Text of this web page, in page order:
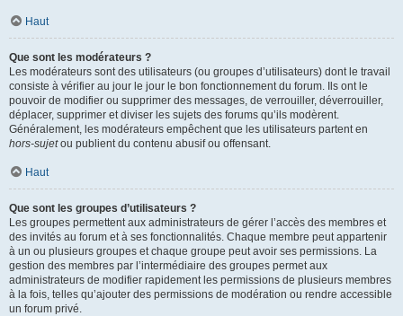
Haut
Que sont les modérateurs ?
Les modérateurs sont des utilisateurs (ou groupes d’utilisateurs) dont le travail
consiste à vérifier au jour le jour le bon fonctionnement du forum. Ils ont le
pouvoir de modifier ou supprimer des messages, de verrouiller, déverrouiller,
déplacer, supprimer et diviser les sujets des forums qu’ils modèrent.
Généralement, les modérateurs empêchent que les utilisateurs partent en
hors-sujetou publient du contenu abusif ou offensant.
Haut
Que sont les groupes d’utilisateurs ?
Les groupes permettent aux administrateurs de gérer l’accès des membres et
des invités au forum et à ses fonctionnalités. Chaque membre peut appartenir
à un ou plusieurs groupes et chaque groupe peut avoir ses permissions. La
gestion des membres par l’intermédiaire des groupes permet aux
administrateurs de modifier rapidement les permissions de plusieurs membres
à la fois, telles qu’ajouter des permissions de modération ou rendre accessible
un forum privé.